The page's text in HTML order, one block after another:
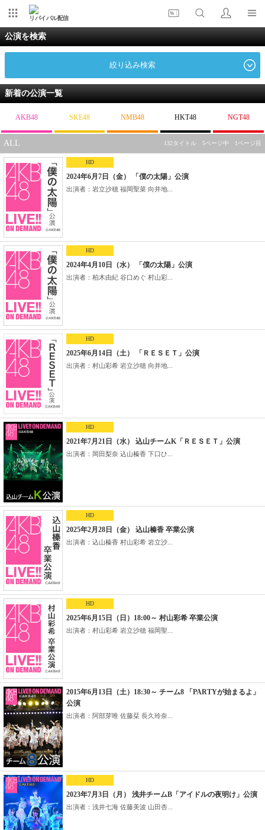
リバイバル配信
公演を検索
絞り込み検索
新着の公演一覧
AKB48 SKE48 NMB48 HKT48 NGT48
ALL 132タイトル 5ページ中 1ページ目
HD
2024年6月7日（金） 「僕の太陽」公演
出演者：岩立沙穂 福岡聖菜 向井地...
HD
2024年4月10日（水） 「僕の太陽」公演
出演者：柏木由紀 谷口めぐ 村山彩...
HD
2025年6月14日（土） 「ＲＥＳＥＴ」公演
出演者：村山彩希 岩立沙穂 向井地...
HD
2021年7月21日（水） 込山チームK「ＲＥＳＥＴ」公演
出演者：岡田梨奈 込山榛香 下口ひ...
HD
2025年2月28日（金） 込山榛香 卒業公演
出演者：込山榛香 村山彩希 岩立沙...
HD
2025年6月15日（日）18:00～ 村山彩希 卒業公演
出演者：村山彩希 岩立沙穂 福岡聖...
2015年6月13日（土）18:30～ チーム8 「PARTYが始まるよ」
公演
出演者：阿部芽唯 佐藤栞 長久玲奈...
HD
2023年7月3日（月） 浅井チームB「アイドルの夜明け」公演
出演者：浅井七海 佐藤美波 山田杏...